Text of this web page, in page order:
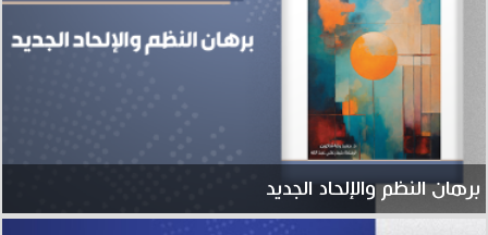
برهان النظم والإلحاد الجديد